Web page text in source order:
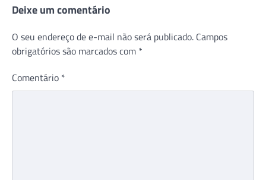
Deixe um comentário
O seu endereço de e-mail não será publicado. Campos
obrigatórios são marcados com *
Comentário *